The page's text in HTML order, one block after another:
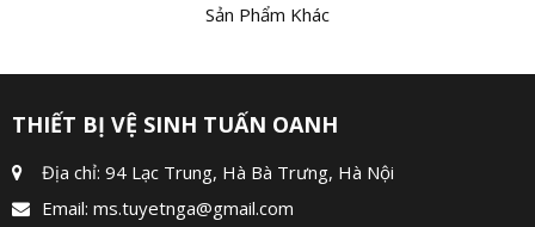
Sản Phẩm Khác
THIẾT BỊ VỆ SINH TUẤN OANH
Địa chỉ: 94 Lạc Trung, Hà Bà Trưng, Hà Nội
Email: ms.tuyetnga@gmail.com